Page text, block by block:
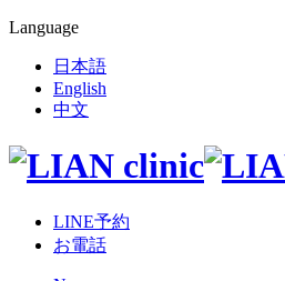
Language
日本語
English
中文
LINE予約
お電話